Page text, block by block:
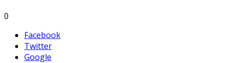
0
Facebook
Twitter
Google